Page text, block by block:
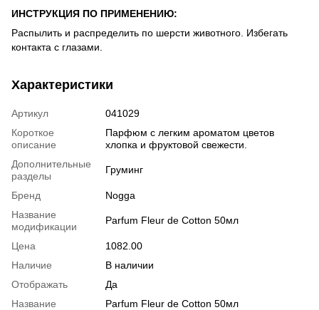
ИНСТРУКЦИЯ ПО ПРИМЕНЕНИЮ:
Распылить и распределить по шерсти животного. Избегать
контакта с глазами.
Характеристики
Артикул
041029
Короткое
описание
Парфюм с легким ароматом цветов
хлопка и фруктовой свежести.
Дополнительные
разделы
Груминг
Бренд
Nogga
Название
модификации
Parfum Fleur de Cotton 50мл
Цена
1082.00
Наличие
В наличии
Отображать
Да
Название
Parfum Fleur de Cotton 50мл